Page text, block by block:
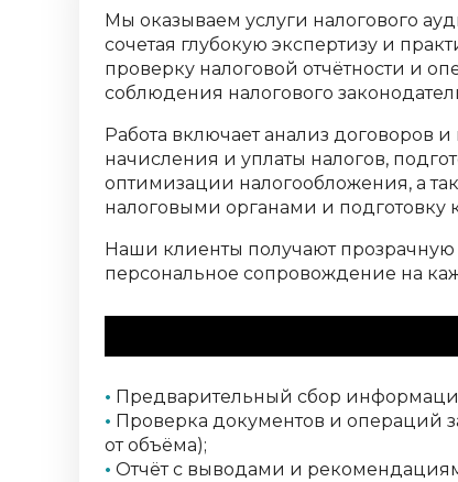
Мы оказываем услуги налогового
сочетая глубокую экспертизу и
проверку налоговой отчётности и
соблюдения налогового
Работа включает анализ договоров
начисления и уплаты налогов,
оптимизации налогообложения, а
налоговыми органами и подготовку
Наши клиенты получают прозрачную
персональное сопровождение на
• Предварительный сбор
• Проверка документов и операций
от объёма);
• Отчёт с выводами и